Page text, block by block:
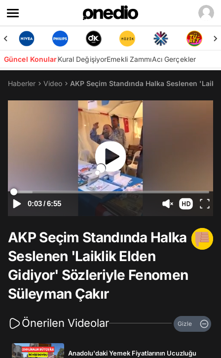
Güncel KonularKural DeğişiyorEmekli ZammıAcı Gerçekler
Haberler Video AKP Seçim Standında Halka Seslenen
0:03/6:55
AKP Seçim Standında Halka
Seslenen 'Laiklik Elden
Gidiyor' Sözleriyle Fenomen
Süleyman Çakır
Önerilen Videolar Gizle
Anadolu'daki Yemek Fiyatlarının Ucuzluğu